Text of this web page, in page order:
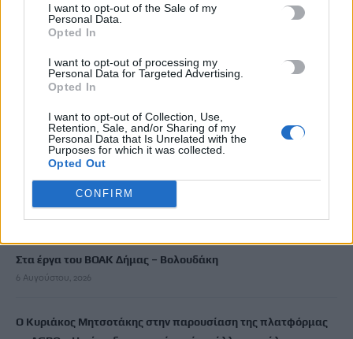
I want to opt-out of the Sale of my
Personal Data.
Opted In
I want to opt-out of processing my
Personal Data for Targeted Advertising.
Opted In
I want to opt-out of Collection, Use,
Retention, Sale, and/or Sharing of my
Personal Data that Is Unrelated with the
Purposes for which it was collected.
Opted Out
CONFIRM
ετήσια χρήση της ΔΕΠΑΝΑΛ
6 Αυγούστου, 2026
Η Ελλάδα υπέβαλε αίτημα για ενεργοποίηση της ρήτρας
διαφυγής – Νέες επενδύσεις 1 δισ. έως το 2028 για την
Ενέργεια
6 Αυγούστου, 2026
Στις φλόγες ξύλινο σπίτι στη Μεσαρά – Άμεση επέμβαση της
Πυροσβεστικής
Στα έργα του ΒΟΑΚ Δήμας – Βολουδάκη
6 Αυγούστου, 2026
Ο Κυριάκος Μητσοτάκης στην παρουσίαση της πλατφόρμας